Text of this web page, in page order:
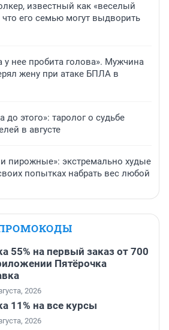
известный как «веселый
его семью могут выдворить
у нее пробита голова». Мужчина
жену при атаке БПЛА в
до этого»: таролог о судьбе
в августе
пирожные»: экстремально худые
попытках набрать вес любой
55% на первый заказ от 700
Пятёрочка
2026
11% на все курсы
2026